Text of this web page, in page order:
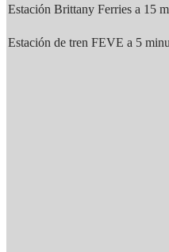
Estación Brittany Ferries a 15
Estación de tren FEVE a 5